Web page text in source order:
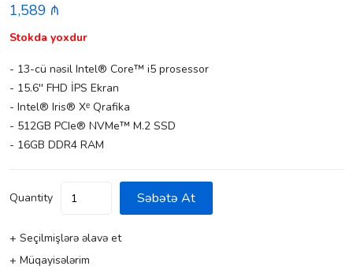
1,589 ₼
Stokda yoxdur
- 13-cü nəsil Intel® Core™ i5 prosessor
- 15.6'' FHD İPS Ekran
- Intel® Iris® Xᵉ Qrafika
- 512GB PCIe® NVMe™ M.2 SSD
- 16GB DDR4 RAM
Quantity Səbətə At
+ Seçilmişlərə əlavə et
+ Müqayisələrim